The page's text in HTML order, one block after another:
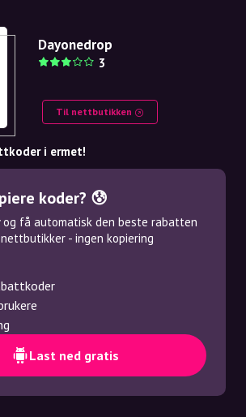
Dayonedrop
3
Til nettbutikken
i ermet!
koder? 😰
få automatisk den beste rabatten
- ingen kopiering
Last ned gratis